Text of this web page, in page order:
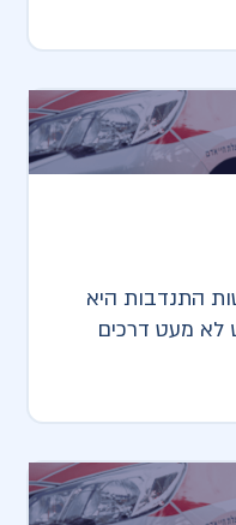
התנדבות היא
לא מעט דרכים